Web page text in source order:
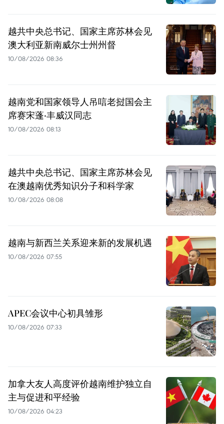
越共中央总书记、国家主席苏林会见
澳大利亚新南威尔士州州督
10/08/2026 08:36
越南党和国家领导人吊唁老挝国会主
席赛宋蓬·丰威汉同志
10/08/2026 08:13
越共中央总书记、国家主席苏林会见
在澳越南优秀知识分子和科学家
10/08/2026 08:08
越南与新西兰关系迎来新的发展机遇
10/08/2026 07:55
APEC会议中心初具雏形
10/08/2026 07:33
加拿大友人高度评价越南维护独立自
主与促进和平经验
10/08/2026 04:23